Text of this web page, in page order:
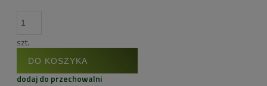
szt.
DO KOSZYKA
dodaj do przechowalni